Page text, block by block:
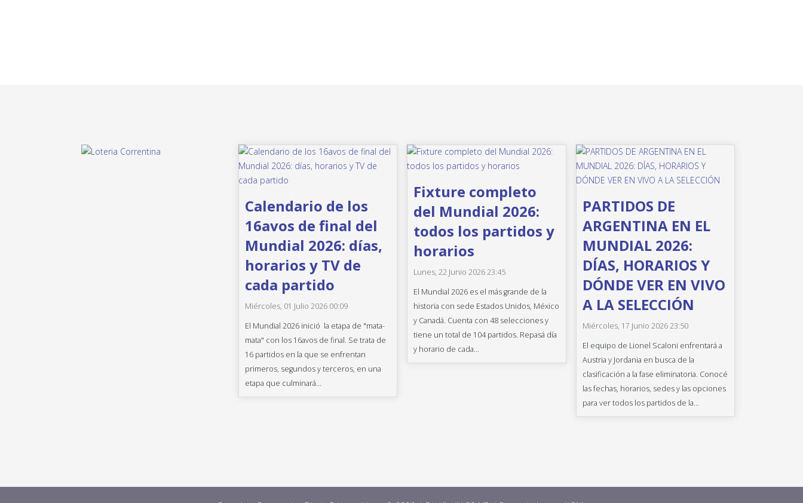
Calendario de los
16avos de final del
Mundial 2026: días,
horarios y TV de
cada partido
Miércoles, 01 Julio 2026 00:09
El Mundial 2026 inició la etapa de "mata-
mata" con los 16avos de final. Se trata de
16 partidos en la que se enfrentan
primeros, segundos y terceros, en una
etapa que culminará...
Fixture completo
del Mundial 2026:
todos los partidos y
horarios
Lunes, 22 Junio 2026 23:45
El Mundial 2026 es el más grande de la
historia con sede Estados Unidos, México
y Canadá. Cuenta con 48 selecciones y
tiene un total de 104 partidos. Repasá día
y horario de cada...
PARTIDOS DE
ARGENTINA EN EL
MUNDIAL 2026:
DÍAS, HORARIOS Y
DÓNDE VER EN VIVO
A LA SELECCIÓN
Miércoles, 17 Junio 2026 23:50
El equipo de Lionel Scaloni enfrentará a
Austria y Jordania en busca de la
clasificación a la fase eliminatoria. Conocé
las fechas, horarios, sedes y las opciones
para ver todos los partidos de la...